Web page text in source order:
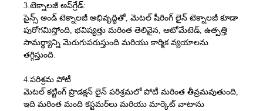
3. టెక్నాలజీ అప్‌గ్రేడ్:
సైన్స్ అండ్ టెక్నాలజీ అభివృద్ధితో, మెటల్ షీరింగ్ లైన్ టెక్నాలజీ కూడా
పురోగమిస్తోంది, భవిష్యత్తు మరింత తెలివైన, ఆటోమేటెడ్, ఉత్పత్తి
సామర్థ్యాన్ని మెరుగుపరుస్తుంది మరియు కార్మిక వ్యయాలను
తగ్గిస్తుంది.
4. పరిశ్రమ పోటీ
మెటల్ కట్టింగ్ ప్రొడక్షన్ లైన్ పరిశ్రమలో పోటీ మరింత తీవ్రమవుతుంది,
ఇది మరింత మంది కస్టమర్‌లు మరియు మార్కెట్ వాటాను